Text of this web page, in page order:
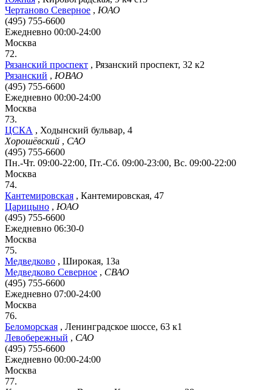
Чертаново Северное , ЮАО
(495) 755-6600
Ежедневно 00:00-24:00
Москва
72.
Рязанский проспект , Рязанский проспект, 32 к2
Рязанский , ЮВАО
(495) 755-6600
Ежедневно 00:00-24:00
Москва
73.
ЦСКА , Ходынский бульвар, 4
Хорошёвский , САО
(495) 755-6600
Пн.-Чт. 09:00-22:00, Пт.-Сб. 09:00-23:00, Вс. 09:00-22:00
Москва
74.
Кантемировская , Кантемировская, 47
Царицыно , ЮАО
(495) 755-6600
Ежедневно 06:30-0
Москва
75.
Медведково , Широкая, 13а
Медведково Северное , СВАО
(495) 755-6600
Ежедневно 07:00-24:00
Москва
76.
Беломорская , Ленинградское шоссе, 63 к1
Левобережный , САО
(495) 755-6600
Ежедневно 00:00-24:00
Москва
77.